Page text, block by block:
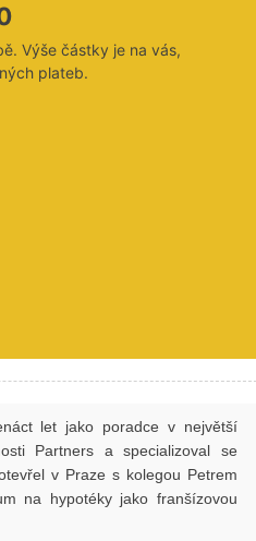
Výše částky je na vás,
plateb.
let jako poradce v největší
Partners a specializoval se
v Praze s kolegou Petrem
na hypotéky jako franšízovou